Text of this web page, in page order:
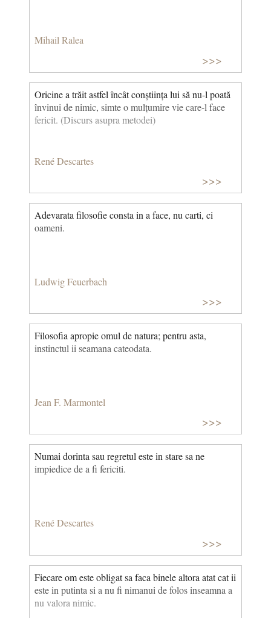
Mihail Ralea
>>>
Oricine a trăit astfel încât conștiința lui să nu-l poată
învinui de nimic, simte o mulțumire vie care-l face
fericit. (Discurs asupra metodei)
René Descartes
>>>
Adevarata filosofie consta in a face, nu carti, ci
oameni.
Ludwig Feuerbach
>>>
Filosofia apropie omul de natura; pentru asta,
instinctul ii seamana cateodata.
Jean F. Marmontel
>>>
Numai dorinta sau regretul este in stare sa ne
impiedice de a fi fericiti.
René Descartes
>>>
Fiecare om este obligat sa faca binele altora atat cat ii
este in putinta si a nu fi nimanui de folos inseamna a
nu valora nimic.